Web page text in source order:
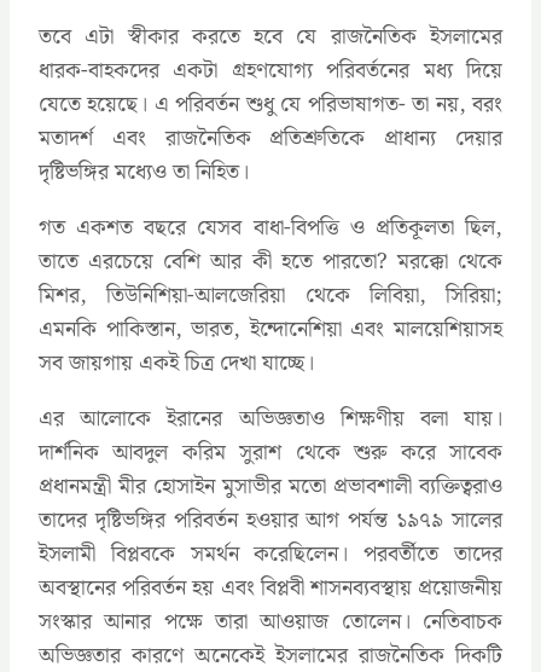
তবে এটা স্বীকার করতে হবে যে রাজনৈতিক ইসলামের
ধারক-বাহকদের একটা গ্রহণযোগ্য পরিবর্তনের মধ্য দিয়ে
যেতে হয়েছে। এ পরিবর্তন শুধু যে পরিভাষাগত- তা নয়, বরং
মতাদর্শ এবং রাজনৈতিক প্রতিশ্রুতিকে প্রাধান্য দেয়ার
দৃষ্টিভঙ্গির মধ্যেও তা নিহিত।
গত একশত বছরে যেসব বাধা-বিপত্তি ও প্রতিকূলতা ছিল,
তাতে এরচেয়ে বেশি আর কী হতে পারতো? মরক্কো থেকে
মিশর, তিউনিশিয়া-আলজেরিয়া থেকে লিবিয়া, সিরিয়া;
এমনকি পাকিস্তান, ভারত, ইন্দোনেশিয়া এবং মালয়েশিয়াসহ
সব জায়গায় একই চিত্র দেখা যাচ্ছে।
এর আলোকে ইরানের অভিজ্ঞতাও শিক্ষণীয় বলা যায়।
দার্শনিক আবদুল করিম সুরাশ থেকে শুরু করে সাবেক
প্রধানমন্ত্রী মীর হোসাইন মুসাভীর মতো প্রভাবশালী ব্যক্তিত্বরাও
তাদের দৃষ্টিভঙ্গির পরিবর্তন হওয়ার আগ পর্যন্ত ১৯৭৯ সালের
ইসলামী বিপ্লবকে সমর্থন করেছিলেন। পরবর্তীতে তাদের
অবস্থানের পরিবর্তন হয় এবং বিপ্লবী শাসনব্যবস্থায় প্রয়োজনীয়
সংস্কার আনার পক্ষে তারা আওয়াজ তোলেন। নেতিবাচক
অভিজ্ঞতার কারণে অনেকেই ইসলামের রাজনৈতিক দিকটি